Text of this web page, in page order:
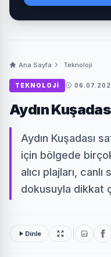
Ana Sayfa Teknoloji
TEKNOLOJI
Aydın
Aydın Kuşadası
için bölgede
alıcı plajları,
dokusuyla dikkat
Dinle